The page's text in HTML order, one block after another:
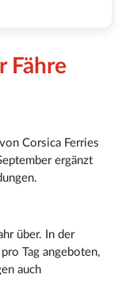
Fähre
Corsica Ferries
ergänzt
über. In der
Tag angeboten,
auch